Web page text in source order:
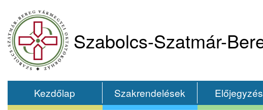
Szabolcs-Szatmár-
Kezdőlap Szakrendelések Előjegyzés